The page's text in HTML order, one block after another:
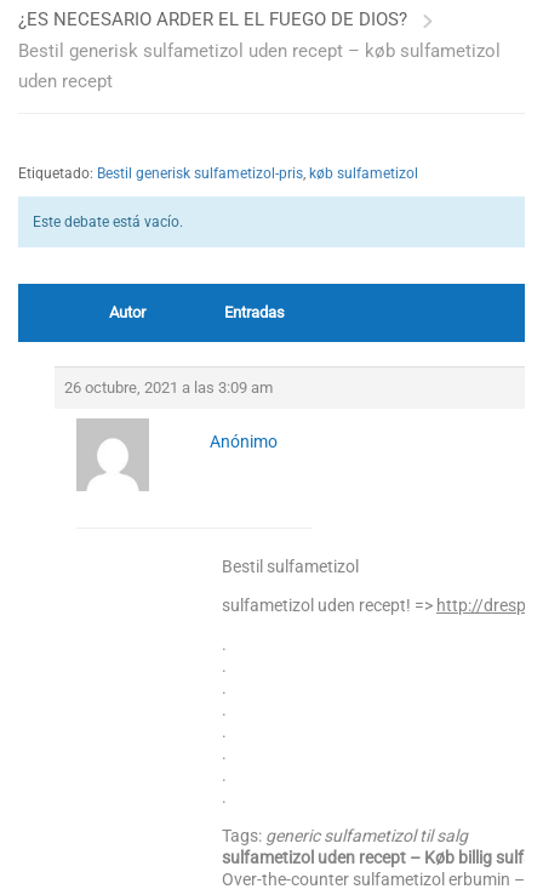
¿ES NECESARIO ARDER EL EL FUEGO DE DIOS?
Bestil generisk sulfametizol uden recept – køb sulfametizol
uden recept
Etiquetado: Bestil generisk sulfametizol-pris, køb sulfametizol
Este debate está vacío.
Autor Entradas
26 octubre, 2021 a las 3:09 am
Anónimo
Bestil sulfametizol
sulfametizol uden recept! => http://
.
.
.
.
.
.
.
.
Tags: generic sulfametizol til salg
sulfametizol uden recept – Køb billig
Over-the-counter sulfametizol erbumin –